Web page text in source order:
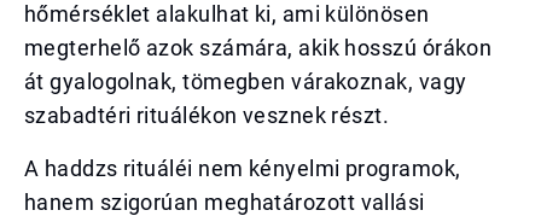
hőmérséklet alakulhat ki, ami különösen
megterhelő azok számára, akik hosszú órákon
át gyalogolnak, tömegben várakoznak, vagy
szabadtéri rituálékon vesznek részt.
A haddzs rituáléi nem kényelmi programok,
hanem szigorúan meghatározott vallási